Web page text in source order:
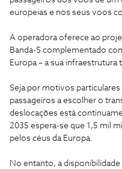
europeias e nos seus voos
A operadora oferece ao
Banda-S complementado
Europa – a sua infraestrutura
Seja por motivos
passageiros a escolher o
deslocações está
2035 espera-se que 1,5 mil
pelos céus da Europa.
No entanto, a